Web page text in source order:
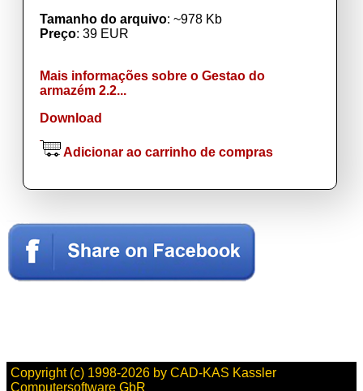
Tamanho do arquivo: ~978 Kb
Preço: 39 EUR
Mais informações sobre o Gestao do
armazém 2.2...
Download
Adicionar ao carrinho de compras
Copyright (c) 1998-2026 by CAD-KAS Kassler
Computersoftware GbR